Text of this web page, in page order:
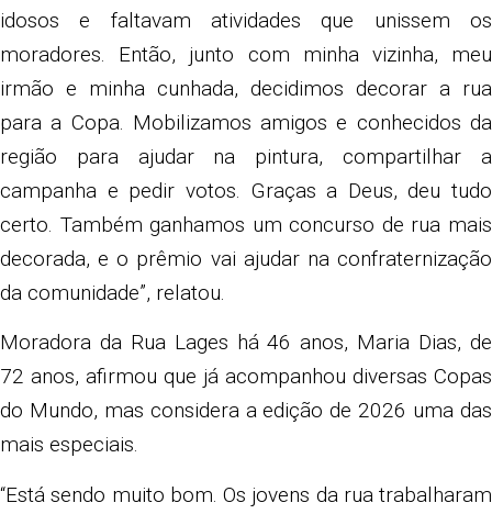
idosos e faltavam atividades que unissem os
moradores. Então, junto com minha vizinha, meu
irmão e minha cunhada, decidimos decorar a rua
para a Copa. Mobilizamos amigos e conhecidos da
região para ajudar na pintura, compartilhar a
campanha e pedir votos. Graças a Deus, deu tudo
certo. Também ganhamos um concurso de rua mais
decorada, e o prêmio vai ajudar na confraternização
da comunidade”, relatou.
Moradora da Rua Lages há 46 anos, Maria Dias, de
72 anos, afirmou que já acompanhou diversas Copas
do Mundo, mas considera a edição de 2026 uma das
mais especiais.
“Está sendo muito bom. Os jovens da rua trabalharam